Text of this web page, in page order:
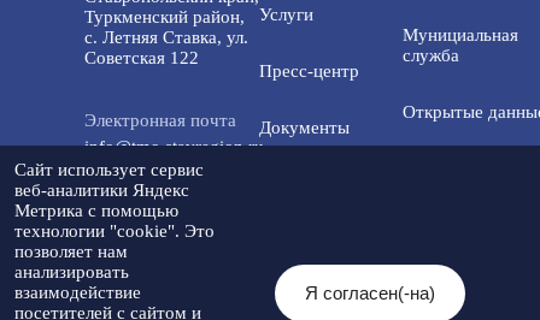
Туркменский район,
с. Летняя Ставка, ул.
Советская 122
Электронная почта
info@tmo.stavregion.ru
Телефон доверия:
8(86565)2-05-01
Услуги
Пресс-центр
Документы
Контакты
Мунициальная
служба
Открытые
© 2026 Администрация Туркменского
Сайт использует сервис
веб-аналитики Яндекс
Метрика с помощью
технологии "cookie". Это
позволяет нам
анализировать
взаимодействие
посетителей с сайтом и
Я согласен(-на)